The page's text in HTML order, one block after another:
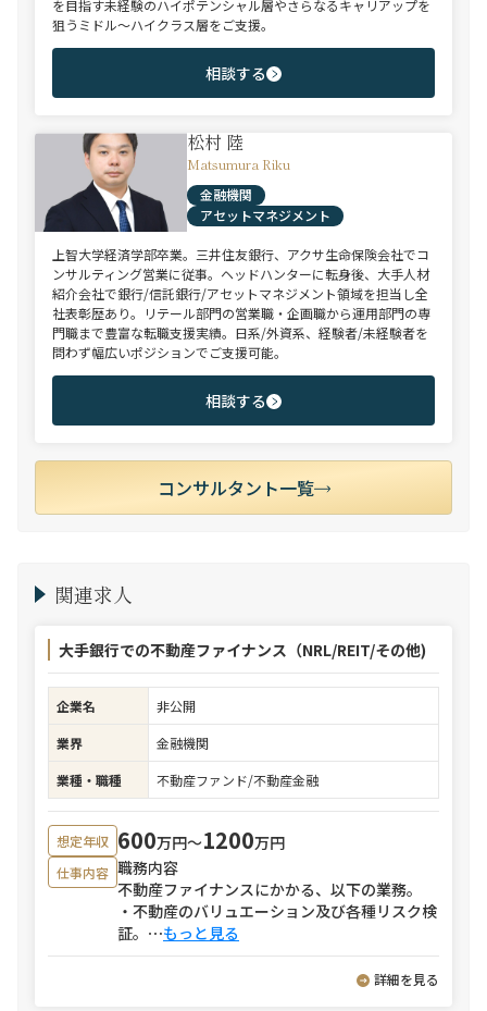
を目指す未経験のハイポテンシャル層やさらなるキャリアップを
狙うミドル～ハイクラス層をご支援。
相談する
松村 陸
Matsumura Riku
金融機関
アセットマネジメント
上智大学経済学部卒業。三井住友銀行、アクサ生命保険会社でコ
ンサルティング営業に従事。ヘッドハンターに転身後、大手人材
紹介会社で銀行/信託銀行/アセットマネジメント領域を担当し全
社表彰歴あり。リテール部門の営業職・企画職から運用部門の専
門職まで豊富な転職支援実績。日系/外資系、経験者/未経験者を
問わず幅広いポジションでご支援可能。
相談する
コンサルタント一覧
関連求人
大手銀行での不動産ファイナンス（NRL/REIT/その他)
企業名
非公開
業界
金融機関
業種・職種
不動産ファンド/不動産金融
想定年収 600万円〜1200万円
仕事内容 職務内容
不動産ファイナンスにかかる、以下の業務。
・不動産のバリュエーション及び各種リスク検
証。 ⋯もっと見る
詳細を見る